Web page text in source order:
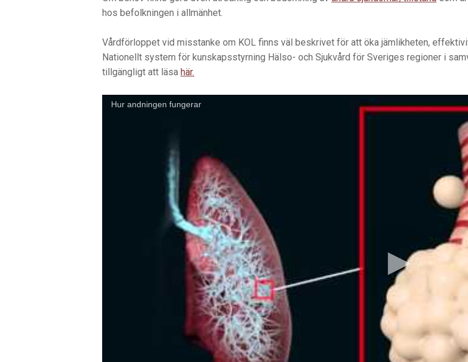
hos befolkningen i allmänhet.
Vårdförloppet vid misstanke om KOL finns väl beskrivet för att öka jämlikheten,
Nationellt system för kunskapsstyrning Hälso- och Sjukvård för Sveriges regioner i
tillgängligt att läsa här.
Hur andningen fungerar